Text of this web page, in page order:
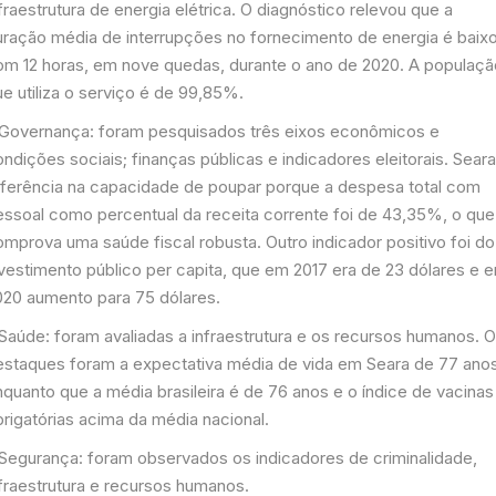
de energia elétrica. O diagnóstico relevou que a
média de interrupções no fornecimento de energia é
12 horas, em nove quedas, durante o ano de 2020. A
utiliza o serviço é de 99,85%.
foram pesquisados três eixos econômicos e
sociais; finanças públicas e indicadores eleitorais.
na capacidade de poupar porque a despesa total com
como percentual da receita corrente foi de 43,35%, o que
uma saúde fiscal robusta. Outro indicador positivo foi do
público per capita, que em 2017 era de 23 dólares e
aumento para 75 dólares.
foram avaliadas a infraestrutura e os recursos humanos.
foram a expectativa média de vida em Seara de 77
que a média brasileira é de 76 anos e o índice de vacinas
acima da média nacional.
foram observados os indicadores de criminalidade,
e recursos humanos.